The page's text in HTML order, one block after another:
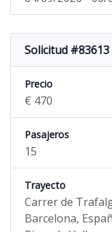
Solicitud #83613
Precio
€ 470
Pasajeros
15
Trayecto
Carrer de
Barcelona,